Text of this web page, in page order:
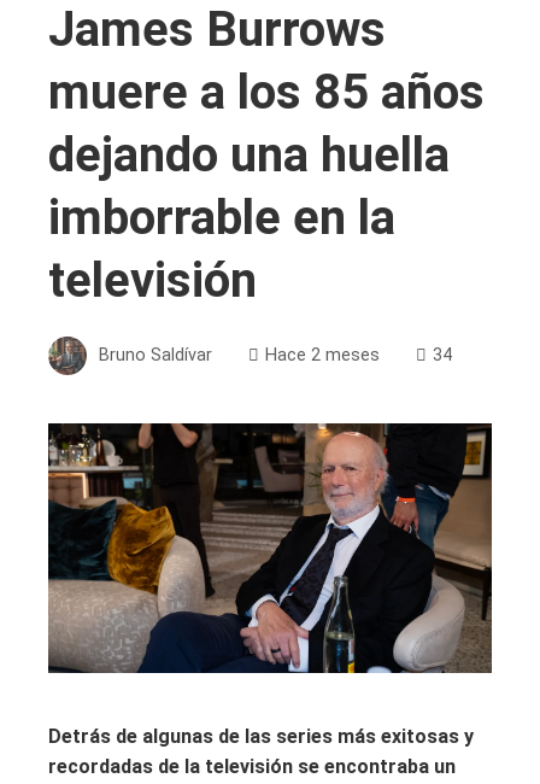
James Burrows
muere a los 85 años
dejando una huella
imborrable en la
televisión
Bruno Saldívar Hace 2 meses 34
Detrás de algunas de las series más exitosas y
recordadas de la televisión se encontraba un